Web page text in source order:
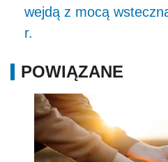
wejdą z mocą
r.
POWIĄZANE